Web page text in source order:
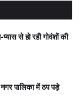
से हो रही गोवंशों की
पालिका में ठप पड़े